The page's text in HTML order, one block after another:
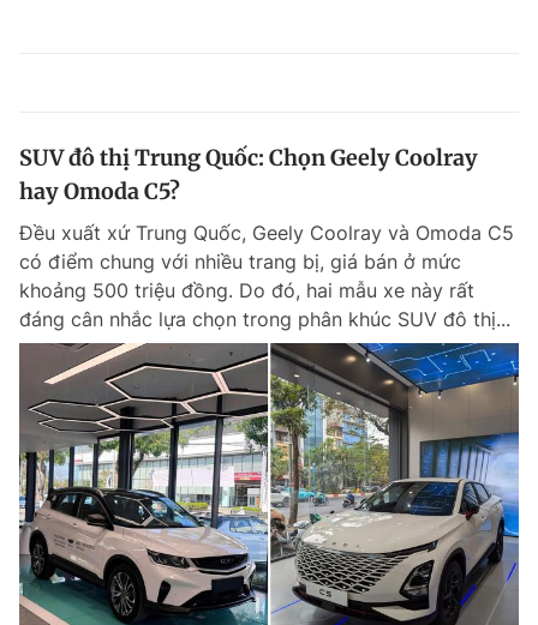
SUV đô thị Trung Quốc: Chọn Geely Coolray
hay Omoda C5?
Đều xuất xứ Trung Quốc, Geely Coolray và Omoda C5
có điểm chung với nhiều trang bị, giá bán ở mức
khoảng 500 triệu đồng. Do đó, hai mẫu xe này rất
đáng cân nhắc lựa chọn trong phân khúc SUV đô thị...